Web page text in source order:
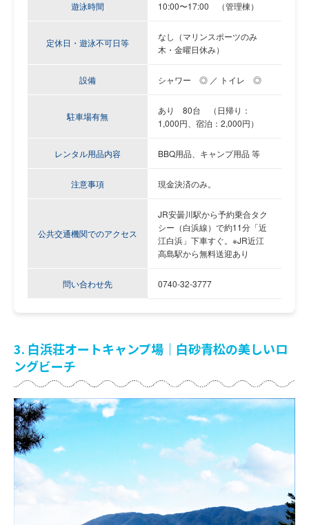
遊泳時間 10:00〜17:00 （管理棟）
定休日・遊泳不可日等
なし（マリンスポーツのみ
木・金曜日休み）
設備 シャワー ◎ ／ トイレ ◎
駐車場有無
あり 80台 （日帰り：
1,000円、宿泊：2,000円）
レンタル用品内容 BBQ用品、キャンプ用品 等
注意事項 現金決済のみ。
公共交通機関でのアクセス
JR安曇川駅から予約乗合タク
シー（白浜線）で約11分「近
江白浜」下車すぐ。※JR近江
高島駅から無料送迎あり
問い合わせ先 0740-32-3777
3. 白浜荘オートキャンプ場｜白砂青松の美しいロ
ングビーチ